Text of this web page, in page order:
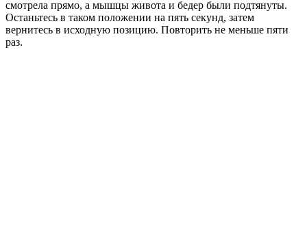
смотрела прямо, а мышцы живота и бедер были подтянуты.
Останьтесь в таком положении на пять секунд, затем
вернитесь в исходную позицию. Повторить не меньше пяти
раз.